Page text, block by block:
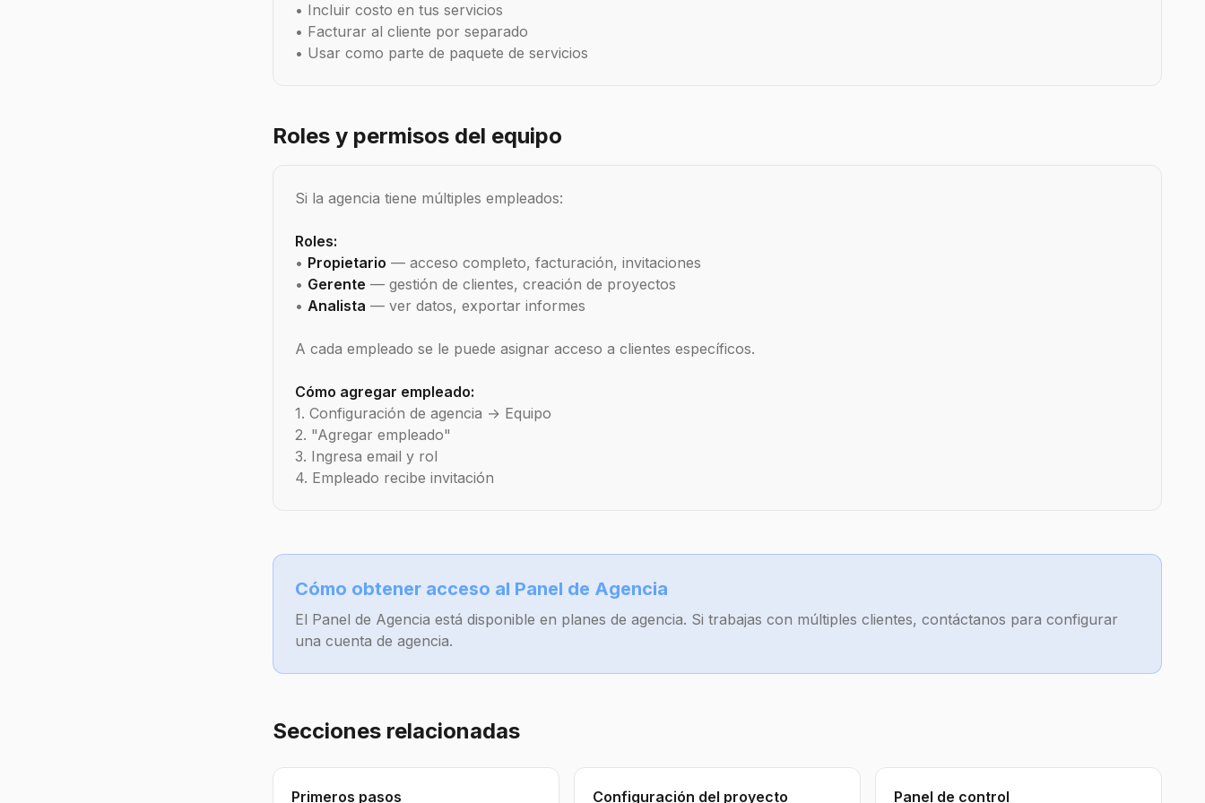
• Incluir costo en tus servicios
• Facturar al cliente por separado
• Usar como parte de paquete de servicios
Roles y permisos del equipo
Si la agencia tiene múltiples empleados:
Roles:
• Propietario — acceso completo, facturación, invitaciones
• Gerente — gestión de clientes, creación de proyectos
• Analista — ver datos, exportar informes
A cada empleado se le puede asignar acceso a clientes específicos.
Cómo agregar empleado:
1. Configuración de agencia → Equipo
2. "Agregar empleado"
3. Ingresa email y rol
4. Empleado recibe invitación
Cómo obtener acceso al Panel de Agencia
El Panel de Agencia está disponible en planes de agencia. Si trabajas con múltiples clientes, contáctanos para configurar
una cuenta de agencia.
Secciones relacionadas
Primeros pasos Configuración del proyecto Panel de control